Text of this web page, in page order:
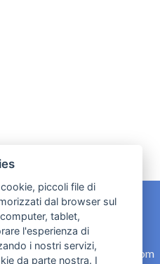
piccoli file di
dal browser sul
tablet,
l'esperienza di
i nostri servizi,
da parte nostra. I